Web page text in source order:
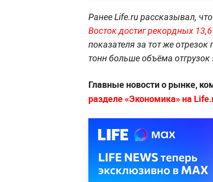
Ранее Life.ru рассказывал, что
Восток достиг рекордных
показателя за тот же
тонн больше объёма
Главные новости о рынке,
разделе «Экономика» на